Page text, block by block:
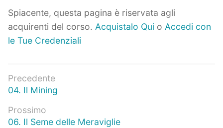
Spiacente, questa pagina è riservata agli
acquirenti del corso. Acquistalo Qui o Accedi con
le Tue Credenziali
Navigazione
articoli
Precedente
Articolo
04. Il Mining
Prossimo
Prossimo
06. Il Seme delle Meraviglie